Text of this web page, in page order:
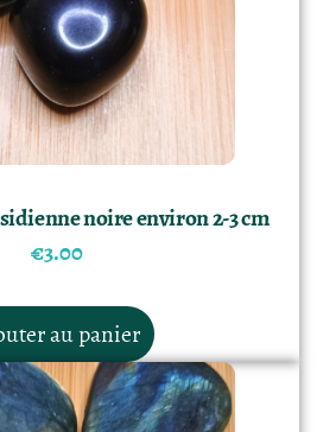
noire environ 2-3 cm
€3.00
au panier